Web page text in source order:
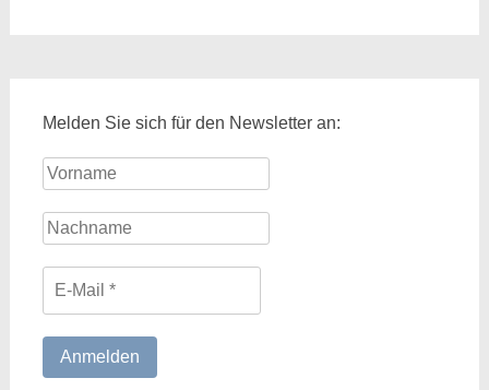
Melden Sie sich für den Newsletter an: